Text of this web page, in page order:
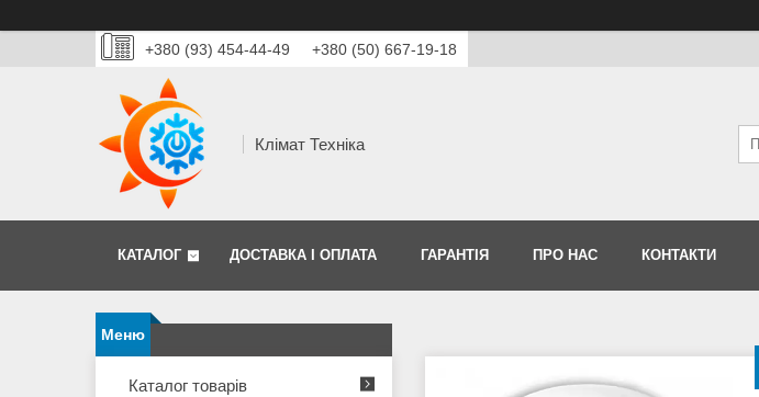
+380 (93) 454-44-49 +380 (50) 667-19-18
Клімат Техніка
КАТАЛОГ ДОСТАВКА І ОПЛАТА ГАРАНТІЯ ПРО НАС КОНТАКТИ
Каталог товарів